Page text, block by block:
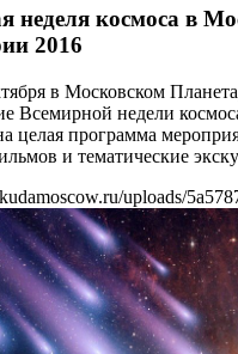
неделя космоса в
2016
в Московском
Всемирной недели
целая программа
и тематические
uploads/